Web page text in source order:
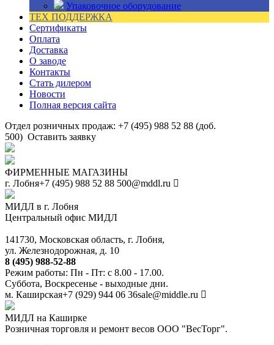
Упаковочное оборудование
ТЕХ ПОДДЕРЖКА
Сертификаты
Оплата
Доставка
О заводе
Контакты
Стать дилером
Новости
Полная версия сайта
Отдел розничных продаж: +7 (495) 988 52 88 (доб.
500) Оставить заявку
ФИРМЕННЫЕ МАГАЗИНЫ
г. Лобня+7 (495) 988 52 88 500@mddl.ru
МИДЛ в г. Лобня
Центральный офис МИДЛ
141730, Московская область, г. Лобня,
ул. Железнодорожная, д. 10
8 (495) 988-52-88
Режим работы: Пн - Пт: с 8.00 - 17.00.
Суббота, Воскресенье - выходные дни.
м. Каширская+7 (929) 944 06 36sale@middle.ru
МИДЛ на Каширке
Розничная торговля и ремонт весов ООО "ВесТорг".